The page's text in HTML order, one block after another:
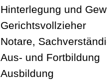
Hinterlegung und
Gerichtsvollzieher
Notare,
Aus- und Fortbildung
Ausbildung